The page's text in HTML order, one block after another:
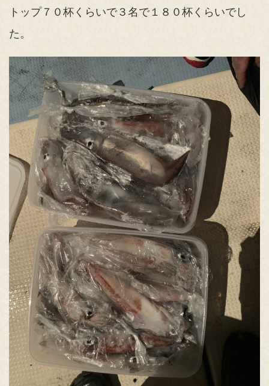
トップ７０杯くらいで３名で１８０杯くらいでし
た。